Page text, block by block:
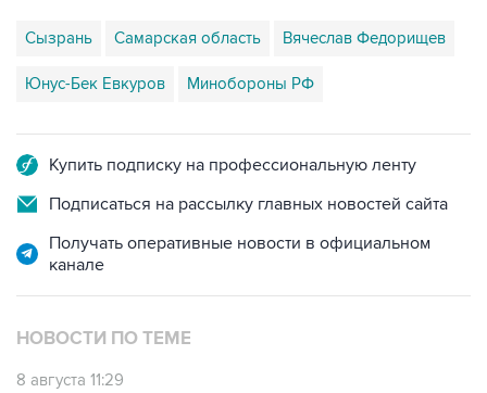
Сызрань Самарская область Вячеслав Федорищев
Юнус-Бек Евкуров Минобороны РФ
Купить подписку на профессиональную ленту
Подписаться на рассылку главных новостей сайта
Получать оперативные новости в официальном
канале
НОВОСТИ ПО ТЕМЕ
8 августа 11:29